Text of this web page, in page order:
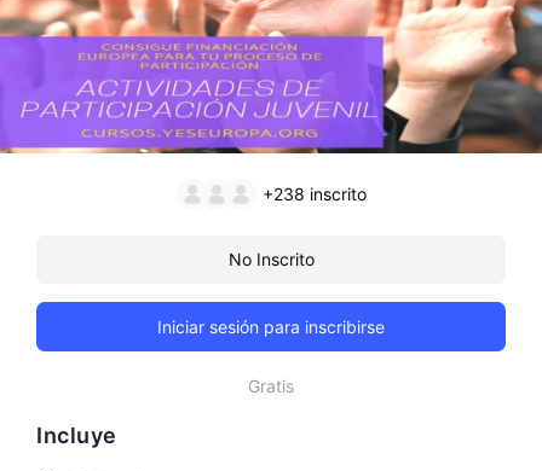
+238 inscrito
No Inscrito
Iniciar sesión para inscribirse
Gratis
Incluye